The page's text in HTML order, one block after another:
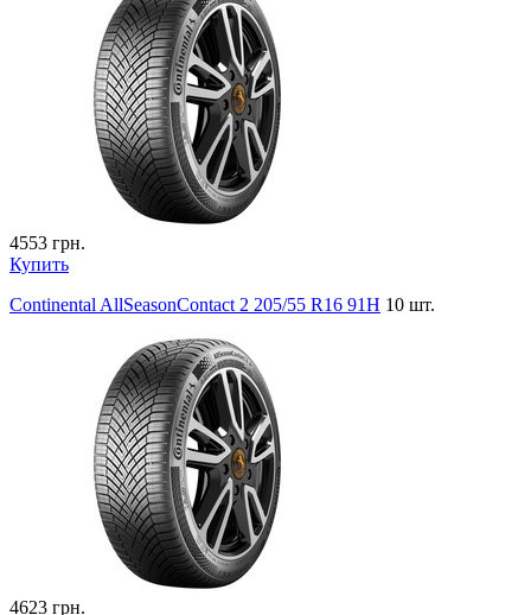
4553 грн.
Купить
Continental AllSeasonContact 2 205/55 R16 91H 10 шт.
4623 грн.